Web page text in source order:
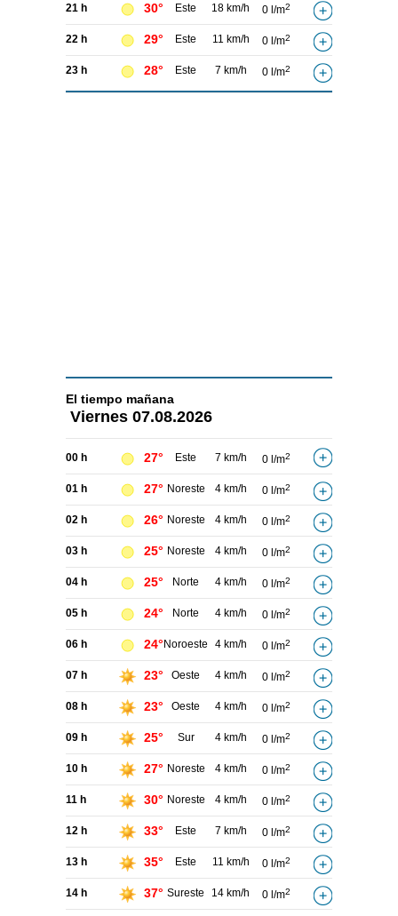
21 h 30° Este 18 km/h 0 l/m2
22 h 29° Este 11 km/h 0 l/m2
23 h 28° Este 7 km/h 0 l/m2
El tiempo mañana
Viernes 07.08.2026
00 h 27° Este 7 km/h 0 l/m2
01 h 27° Noreste 4 km/h 0 l/m2
02 h 26° Noreste 4 km/h 0 l/m2
03 h 25° Noreste 4 km/h 0 l/m2
04 h 25° Norte 4 km/h 0 l/m2
05 h 24° Norte 4 km/h 0 l/m2
06 h 24° Noroeste 4 km/h 0 l/m2
07 h 23° Oeste 4 km/h 0 l/m2
08 h 23° Oeste 4 km/h 0 l/m2
09 h 25° Sur 4 km/h 0 l/m2
10 h 27° Noreste 4 km/h 0 l/m2
11 h 30° Noreste 4 km/h 0 l/m2
12 h 33° Este 7 km/h 0 l/m2
13 h 35° Este 11 km/h 0 l/m2
14 h 37° Sureste 14 km/h 0 l/m2